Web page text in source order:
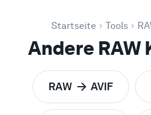
Startseite Tools
Andere RAW
RAW zuAVIF